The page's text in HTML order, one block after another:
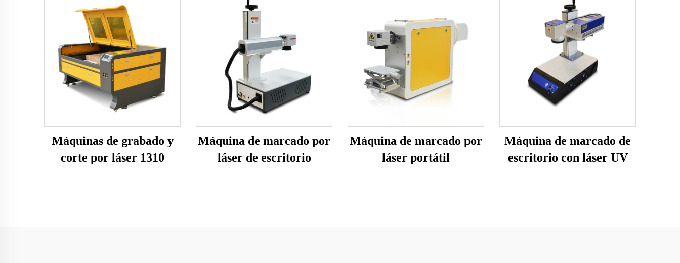
Máquinas de grabado y
corte por láser 1310
Máquina de marcado por
láser de escritorio
Máquina de marcado por
láser portátil
Máquina de marcado de
escritorio con láser UV